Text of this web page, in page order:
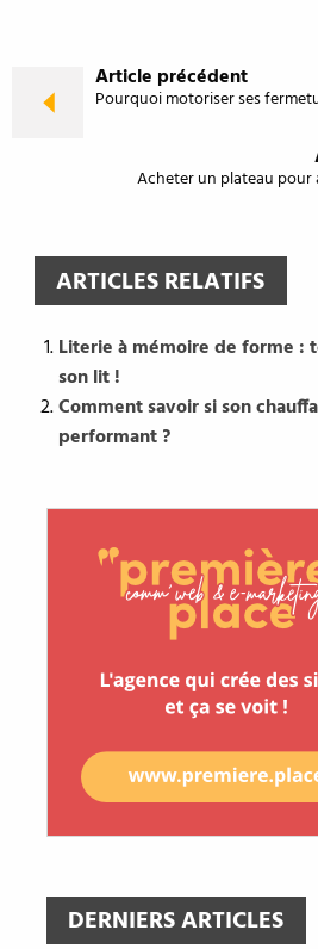
Article précédent
Pourquoi motoriser ses
Acheter un plateau
ARTICLES RELATIFS
Literie à mémoire de forme :
son lit !
Comment savoir si son
performant ?
DERNIERS ARTICLES